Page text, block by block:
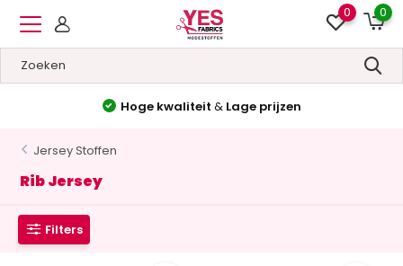
0 0
Hoge kwaliteit & Lage prijzen
Jersey Stoffen
Rib Jersey
Filters